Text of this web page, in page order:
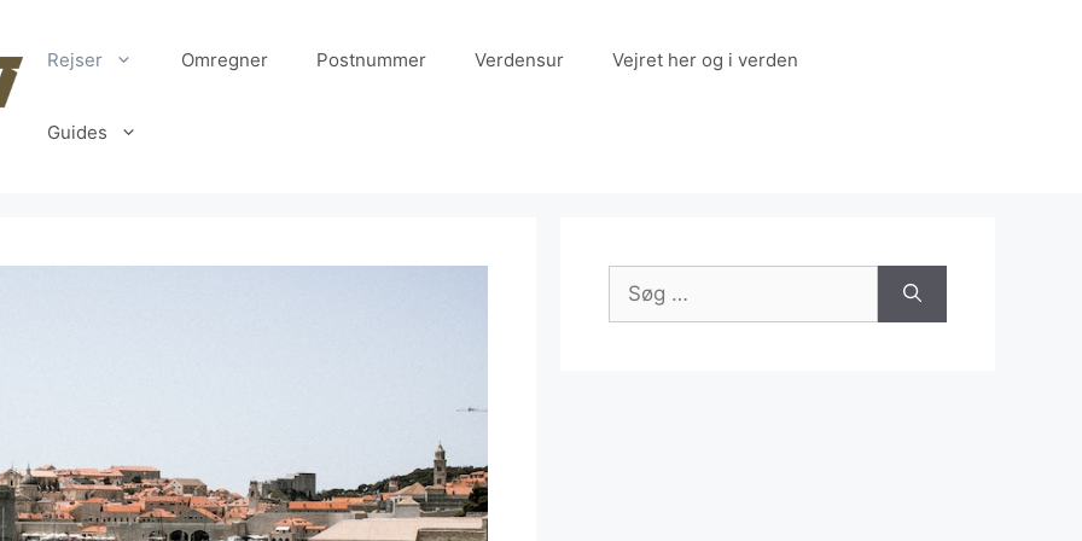
Rejser Omregner Postnummer Verdensur Vejret her og i verden
Guides
Søg
efter: